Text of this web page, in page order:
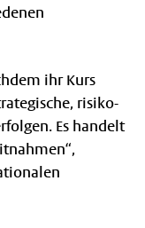
ihr Kurs
risiko-
Es handelt